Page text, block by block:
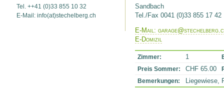
Tel. ++41 (0)33 855 10 32
E-Mail: info(at)stechelberg.ch
Sandbach
Tel./Fax 0041 (0)33 855 17 42
E-Mail:
E-Domizil
Zimmer: 1
Preis Sommer:
CHF 65.00
Bemerkungen:
Liegewiese,